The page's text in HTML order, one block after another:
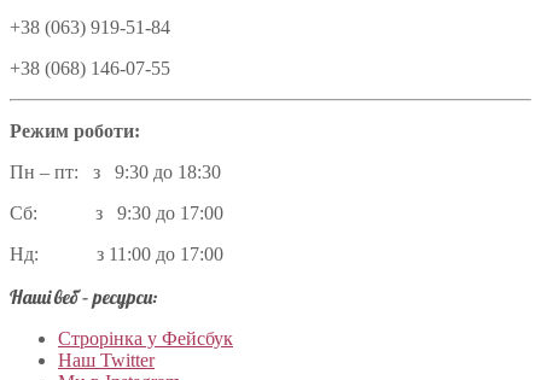
+38 (063) 919-51-84
+38 (068) 146-07-55
Режим роботи:
Пн – пт: з 9:30 до 18:30
Сб: з 9:30 до 17:00
Нд: з 11:00 до 17:00
Наші веб – ресурси:
Строрінка у Фейсбук
Наш Twitter